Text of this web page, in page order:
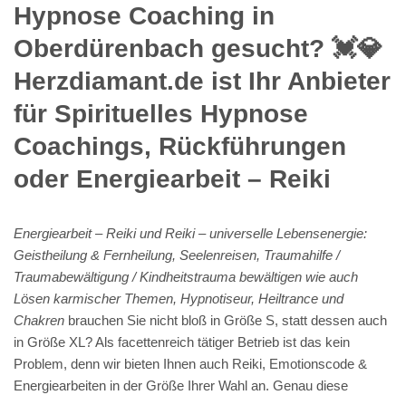
Hypnose Coaching in
Oberdürenbach gesucht? 💓️💎
Herzdiamant.de ist Ihr Anbieter
für Spirituelles Hypnose
Coachings, Rückführungen
oder Energiearbeit – Reiki
Energiearbeit – Reiki und Reiki – universelle Lebensenergie:
Geistheilung & Fernheilung, Seelenreisen, Traumahilfe /
Traumabewältigung / Kindheitstrauma bewältigen wie auch
Lösen karmischer Themen, Hypnotiseur, Heiltrance und
Chakren brauchen Sie nicht bloß in Größe S, statt dessen auch
in Größe XL? Als facettenreich tätiger Betrieb ist das kein
Problem, denn wir bieten Ihnen auch Reiki, Emotionscode &
Energiearbeiten in der Größe Ihrer Wahl an. Genau diese